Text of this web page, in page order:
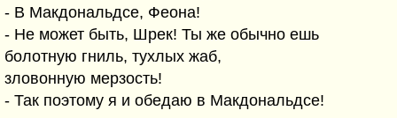
- В Макдональдсе, Феона!
- Не может быть, Шрек! Ты же обычно ешь
болотную гниль, тухлых жаб,
зловонную мерзость!
- Так поэтому я и обедаю в Макдональдсе!